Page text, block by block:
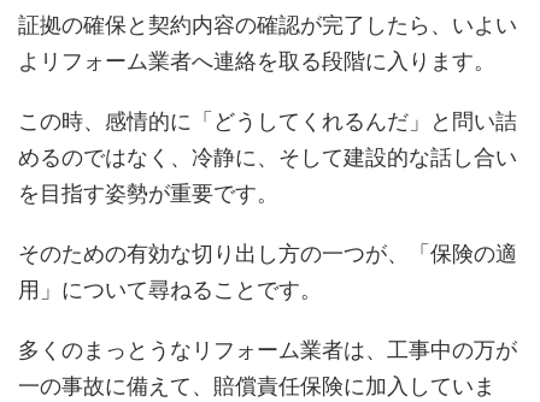
証拠の確保と契約内容の確認が完了したら、いよい
よリフォーム業者へ連絡を取る段階に入ります。
この時、感情的に「どうしてくれるんだ」と問い詰
めるのではなく、冷静に、そして建設的な話し合い
を目指す姿勢が重要です。
そのための有効な切り出し方の一つが、「保険の適
用」について尋ねることです。
多くのまっとうなリフォーム業者は、工事中の万が
一の事故に備えて、賠償責任保険に加入していま